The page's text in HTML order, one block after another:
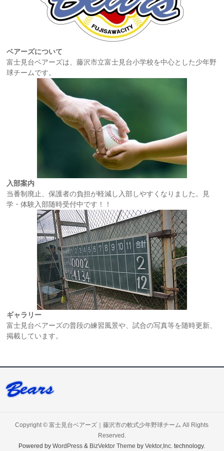
ベアーズについて
富士見台ベアーズは、藤沢市立富士見台小学校を中心とした少年野
球チームです。
入部案内
当番制廃止、保護者の負担が軽減し入部しやすくなりました。見
学・体験入部随時受付中です！！
ギャラリー
富士見台ベアーズの普段の練習風景や、試合の写真等を随時更新、
掲載しています。
Copyright ©富士見台ベアーズ｜藤沢市の軟式少年野球チーム All Rights
Reserved.
Powered byWordPress & BizVektor Theme byVektor,Inc. technology.